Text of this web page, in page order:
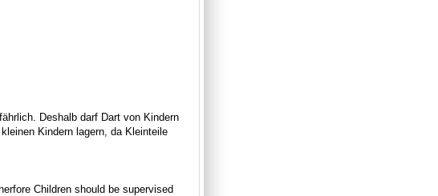
Deshalb darf Dart von Kindern
Kindern lagern, da Kleinteile
Children should be supervised